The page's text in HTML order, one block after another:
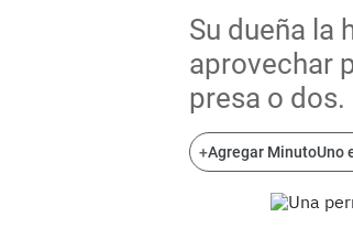
Su dueña la
aprovechar
presa o dos.
+Agregar MinutoUno